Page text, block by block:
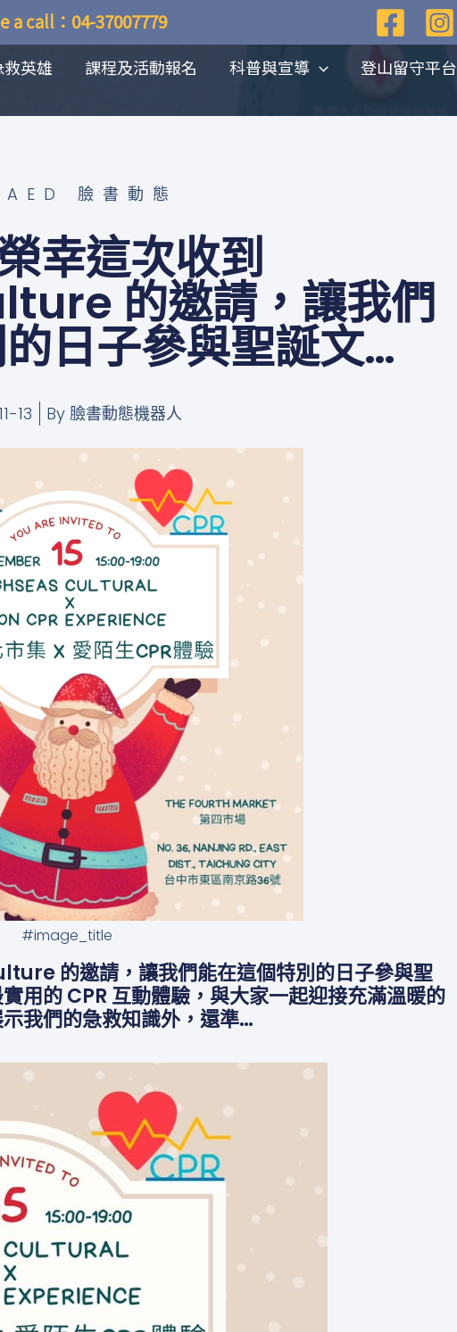
a call：04-37007779
英雄 課程及活動報名 科普與宣導
登山留守平台
AED 臉書動態
幸這次收到
的邀請，讓我們
日子參與聖誕文…
13 By 臉書動態機器人
#image_title
的邀請，讓我們能在這個特別的日子參與聖
用的 CPR 互動體驗，與大家一起迎接充滿溫暖的
我們的急救知識外，還準…